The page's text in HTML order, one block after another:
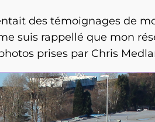
des témoignages de
suis rappellé que mon
prises par Chris